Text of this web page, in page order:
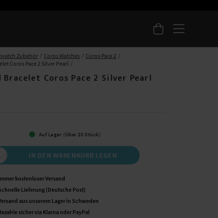
Zubehör Coros Watches
Coros Pace 2
Coros Pace 2 Silver Pearl
Bracelet Coros Pace 2 Silver Pearl
Auf Lager (Über 20 Stück)
IN DEN WARENKORB LEGEN
kostenloser Versand
Lieferung (Deutsche Post)
aus unserem Lager in Schweden
sicher via Klarna oder PayPal